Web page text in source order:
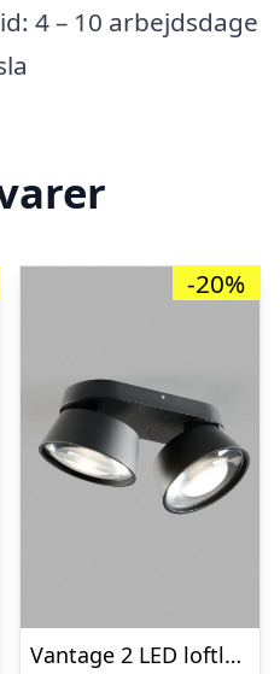
4 – 10 arbejdsdage
-20%
Vantage 2 LED loftlampe Sort – 2700K – LIGHT-POINT